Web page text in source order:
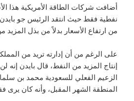
أضافت شركات الطاقة الأمريكية هذا
نفطية فقط حيث انتقد الرئيس جو بايدن
من ارتفاع الأسعار بدلاً من بذل المزيد
على الرغم من أن إدارته تريد من
إنتاج المزيد من النفط، قال بايدن إنه لن
الزعيم الفعلي للسعودية محمد بن
المنطقة الشهر المقبل، وأنه كان يرى